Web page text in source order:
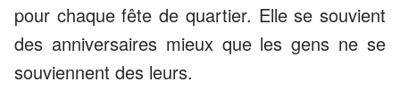
pour chaque fête de quartier. Elle se souvient
des anniversaires mieux que les gens ne se
souviennent des leurs.